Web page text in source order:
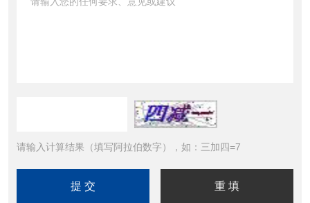
请输入计算结果（填写阿拉伯数字），如：三加四=7